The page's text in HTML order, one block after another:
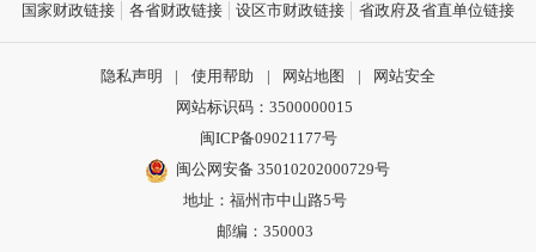
国家财政链接 各省财政链接 设区市财政链接 省政府及省直单位链接
隐私声明 | 使用帮助 | 网站地图 |
网站安全
网站标识码：3500000015
闽ICP备09021177号
闽公网安备 35010202000729号
地址：福州市中山路5号
邮编：350003